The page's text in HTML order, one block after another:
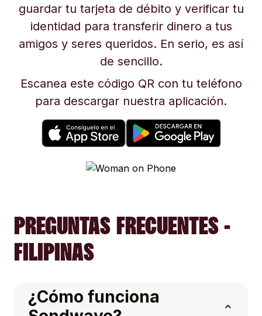
guardar tu tarjeta de débito y verificar tu
identidad para transferir dinero a tus
amigos y seres queridos. En serio, es así
de sencillo.
Escanea este código QR con tu teléfono
para descargar nuestra aplicación.
PREGUNTAS FRECUENTES -
FILIPINAS
¿Cómo funciona